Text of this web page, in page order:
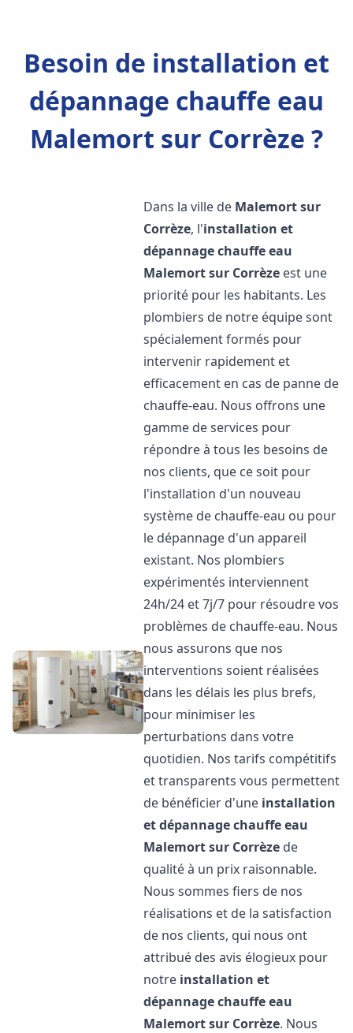
Besoin de installation et
dépannage chauffe eau
Malemort sur Corrèze ?
Dans la ville de Malemort sur
Corrèze, l'installation et
dépannage chauffe eau
Malemort sur Corrèze est une
priorité pour les habitants. Les
plombiers de notre équipe sont
spécialement formés pour
intervenir rapidement et
efficacement en cas de panne de
chauffe-eau. Nous offrons une
gamme de services pour
répondre à tous les besoins de
nos clients, que ce soit pour
l'installation d'un nouveau
système de chauffe-eau ou pour
le dépannage d'un appareil
existant. Nos plombiers
expérimentés interviennent
24h/24 et 7j/7 pour résoudre vos
problèmes de chauffe-eau. Nous
nous assurons que nos
interventions soient réalisées
dans les délais les plus brefs,
pour minimiser les
perturbations dans votre
quotidien. Nos tarifs compétitifs
et transparents vous permettent
de bénéficier d'une installation
et dépannage chauffe eau
Malemort sur Corrèze de
qualité à un prix raisonnable.
Nous sommes fiers de nos
réalisations et de la satisfaction
de nos clients, qui nous ont
attribué des avis élogieux pour
notre installation et
dépannage chauffe eau
Malemort sur Corrèze. Nous